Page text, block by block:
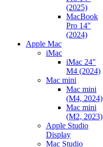
(2025)
MacBook
Pro 14"
(2024)
Apple Mac
iMac
iMac 24"
M4 (2024)
Mac mini
Mac mini
(M4, 2024)
Mac mini
(M2, 2023)
Apple Studio
Display
Mac Studio